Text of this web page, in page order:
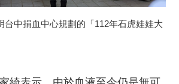
台中捐血中心規劃的「112年石虎娃娃大